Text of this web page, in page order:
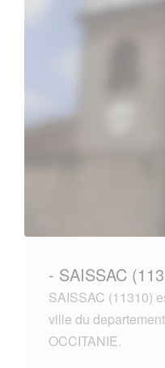
- SAISSAC
SAISSAC (11310)
ville du
OCCITANIE.